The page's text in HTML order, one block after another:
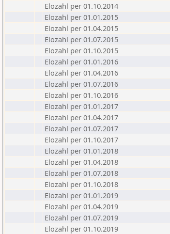
Elozahl per 01.10.2014
Elozahl per 01.01.2015
Elozahl per 01.04.2015
Elozahl per 01.07.2015
Elozahl per 01.10.2015
Elozahl per 01.01.2016
Elozahl per 01.04.2016
Elozahl per 01.07.2016
Elozahl per 01.10.2016
Elozahl per 01.01.2017
Elozahl per 01.04.2017
Elozahl per 01.07.2017
Elozahl per 01.10.2017
Elozahl per 01.01.2018
Elozahl per 01.04.2018
Elozahl per 01.07.2018
Elozahl per 01.10.2018
Elozahl per 01.01.2019
Elozahl per 01.04.2019
Elozahl per 01.07.2019
Elozahl per 01.10.2019